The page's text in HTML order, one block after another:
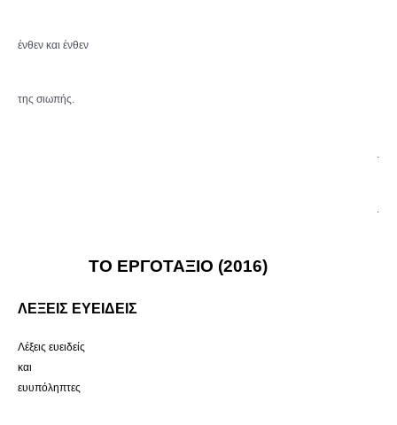
ένθεν και ένθεν
της σιωπής.
.
.
ΤΟ ΕΡΓΟΤΑΞΙΟ (2016)
ΛΕΞΕΙΣ ΕΥΕΙΔΕΙΣ
Λέξεις ευειδείς
και
ευυπόληπτες